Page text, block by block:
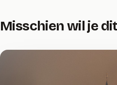
Misschien wil je